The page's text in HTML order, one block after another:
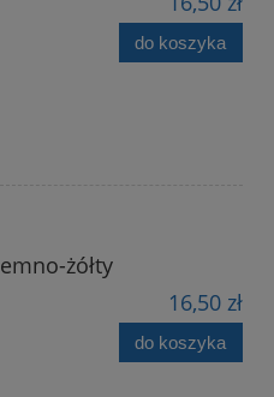
do koszyka
żółty
16,50 zł
do koszyka